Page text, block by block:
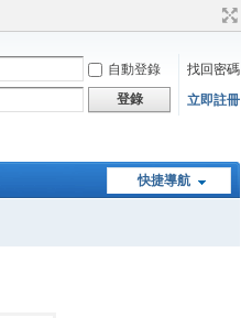
自動登錄
找回密碼
登錄 立即註冊
快捷導航